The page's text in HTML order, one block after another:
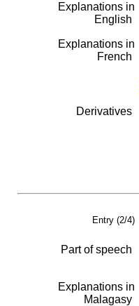
Explanations in
English
Explanations in
French
Derivatives
Entry (2/4)
Part of speech
Explanations in
Malagasy